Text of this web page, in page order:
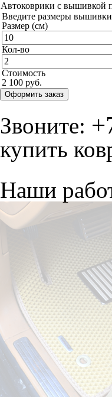
Автоковрики с вышивкой
Введите размеры вышивки
Размер (см)
Кол-во
Стоимость
2 100 руб.
Оформить заказ
Звоните:
купить
Наши